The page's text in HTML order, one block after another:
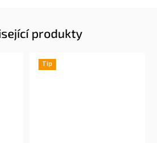
produkty
Tip